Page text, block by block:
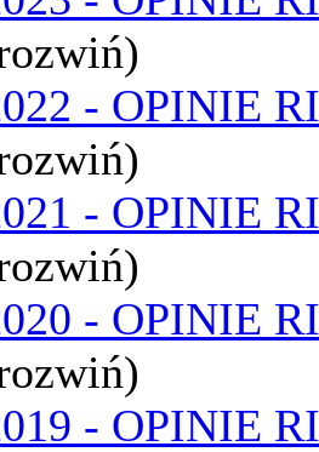
- OPINIE
- OPINIE
- OPINIE
- OPINIE